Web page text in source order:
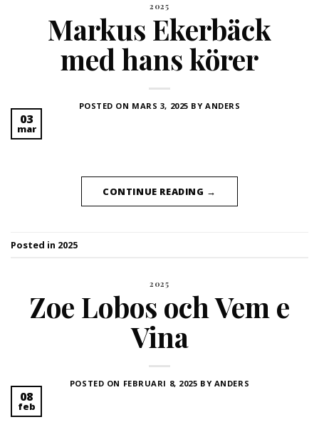
2025
Markus Ekerbäck
med hans körer
POSTED ON MARS 3, 2025 BYANDERS
03
mar
CONTINUE READING →
Posted in 2025
2025
Zoe Lobos och Vem e
Vina
POSTED ON FEBRUARI 8, 2025 BY ANDERS
08
feb